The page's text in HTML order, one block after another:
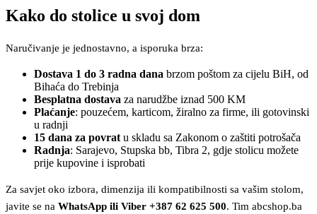
Kako do stolice u svoj dom
Naručivanje je jednostavno, a isporuka brza:
Dostava 1 do 3 radna dana brzom poštom za cijelu BiH, od
Bihaća do Trebinja
Besplatna dostava za narudžbe iznad 500 KM
Plaćanje: pouzećem, karticom, žiralno za firme, ili gotovinski
u radnji
15 dana za povrat u skladu sa Zakonom o zaštiti potrošača
Radnja: Sarajevo, Stupska bb, Tibra 2, gdje stolicu možete
prije kupovine i isprobati
Za savjet oko izbora, dimenzija ili kompatibilnosti sa vašim stolom,
javite se na WhatsApp ili Viber +387 62 625 500. Tim abcshop.ba